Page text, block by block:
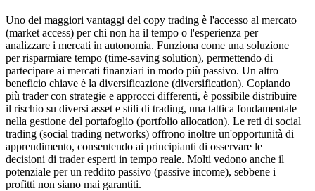
Uno dei maggiori vantaggi del copy trading è l'accesso al mercato
(market access) per chi non ha il tempo o l'esperienza per
analizzare i mercati in autonomia. Funziona come una soluzione
per risparmiare tempo (time-saving solution), permettendo di
partecipare ai mercati finanziari in modo più passivo. Un altro
beneficio chiave è la diversificazione (diversification). Copiando
più trader con strategie e approcci differenti, è possibile distribuire
il rischio su diversi asset e stili di trading, una tattica fondamentale
nella gestione del portafoglio (portfolio allocation). Le reti di social
trading (social trading networks) offrono inoltre un'opportunità di
apprendimento, consentendo ai principianti di osservare le
decisioni di trader esperti in tempo reale. Molti vedono anche il
potenziale per un reddito passivo (passive income), sebbene i
profitti non siano mai garantiti.